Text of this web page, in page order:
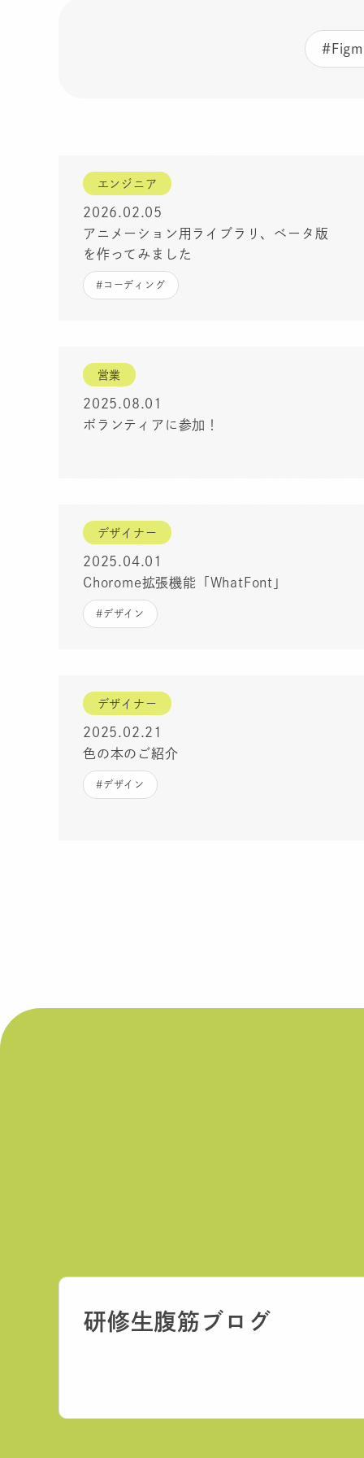
エンジニア
2026.02.05
アニメーション用ライブラリ、ベータ版
を作ってみました
#コーディング
営業
2025.08.01
ボランティアに参加！
デザイナー
2025.04.01
Chorome拡張機能「WhatFont」
#デザイン
デザイナー
2025.02.21
色の本のご紹介
#デザイン
研修生腹筋ブログ